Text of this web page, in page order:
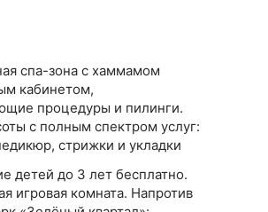
спа-зона с хаммамом
кабинетом,
процедуры и пилинги.
с полным спектром услуг:
стрижки и укладки
детей до 3 лет бесплатно.
игровая комната. Напротив